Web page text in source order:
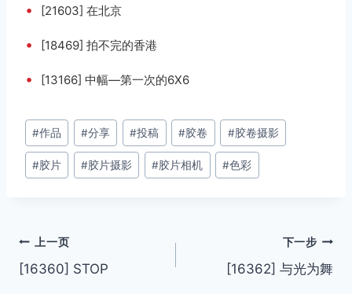
• [21603] 在北京
• [18469] 拍不完的香港
• [13166] 中幅—第一次的6X6
文
章
标
#作品 #分享 #投稿 #胶卷 #胶卷摄影
#胶片 #胶片摄影 #胶片相机 #色彩
文
章
上一页
[16360] STOP
下一步
[16362] 与光为舞